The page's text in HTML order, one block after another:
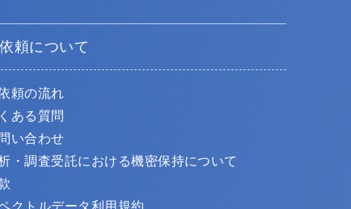
頼について
頼の流れ
ある質問
い合わせ
・調査受託における機密保持について
クトルデータ利用規約